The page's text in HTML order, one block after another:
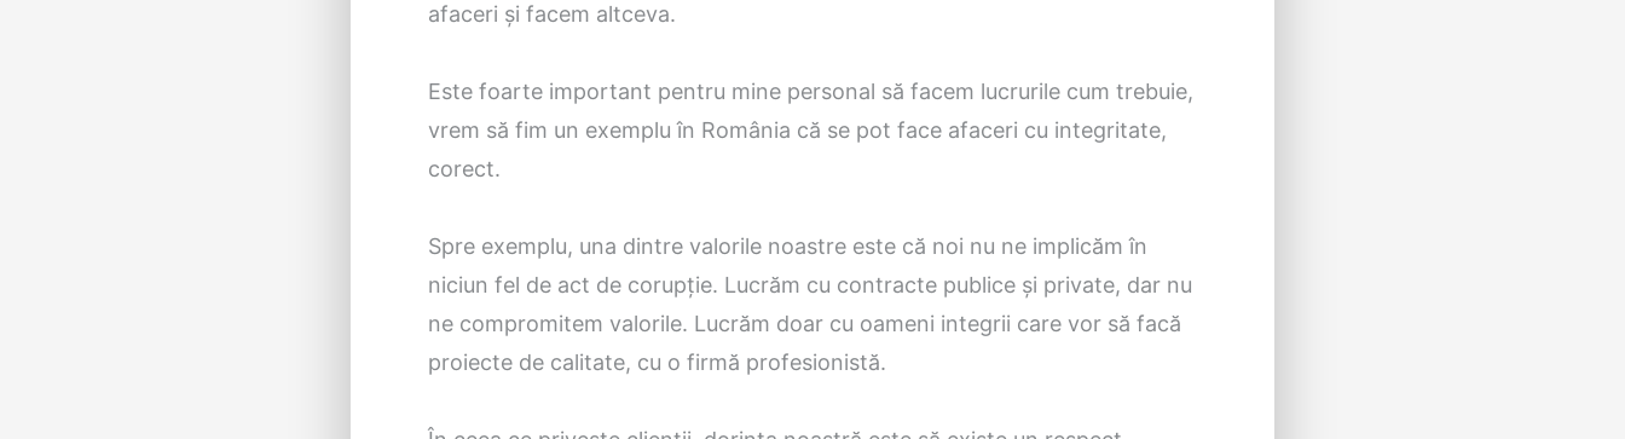
afaceri și facem altceva.
Este foarte important pentru mine personal să facem lucrurile cum trebuie,
vrem să fim un exemplu în România că se pot face afaceri cu integritate,
corect.
Spre exemplu, una dintre valorile noastre este că noi nu ne implicăm în
niciun fel de act de corupție. Lucrăm cu contracte publice și private, dar nu
ne compromitem valorile. Lucrăm doar cu oameni integrii care vor să facă
proiecte de calitate, cu o firmă profesionistă.